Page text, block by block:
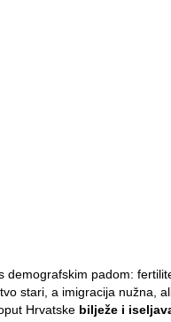
demografskim padom:
stari, a imigracija nužna,
Hrvatske bilježe i